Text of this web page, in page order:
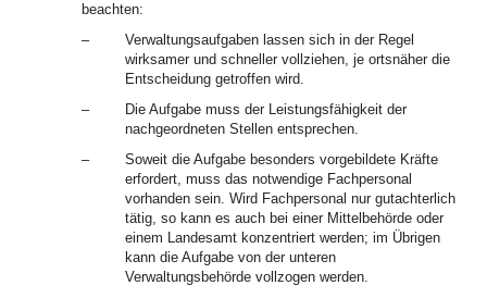
beachten:
–
Verwaltungsaufgaben lassen sich in der Regel
wirksamer und schneller vollziehen, je ortsnäher die
Entscheidung getroffen wird.
–
Die Aufgabe muss der Leistungsfähigkeit der
nachgeordneten Stellen entsprechen.
–
Soweit die Aufgabe besonders vorgebildete Kräfte
erfordert, muss das notwendige Fachpersonal
vorhanden sein. Wird Fachpersonal nur gutachterlich
tätig, so kann es auch bei einer Mittelbehörde oder
einem Landesamt konzentriert werden; im Übrigen
kann die Aufgabe von der unteren
Verwaltungsbehörde vollzogen werden.